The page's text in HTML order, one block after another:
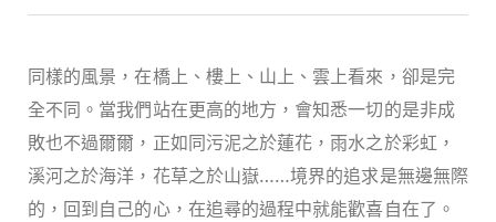
同樣的風景，在橋上、樓上、山上、雲上看來，卻是完
全不同。當我們站在更高的地方，會知悉一切的是非成
敗也不過爾爾，正如同污泥之於蓮花，雨水之於彩虹，
溪河之於海洋，花草之於山嶽……境界的追求是無邊無際
的，回到自己的心，在追尋的過程中就能歡喜自在了。